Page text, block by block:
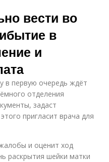
вести во
в
и
в первую очередь ждёт
отделения
задаст
пригласит врача для
и оценит ход
раскрытия шейки матки